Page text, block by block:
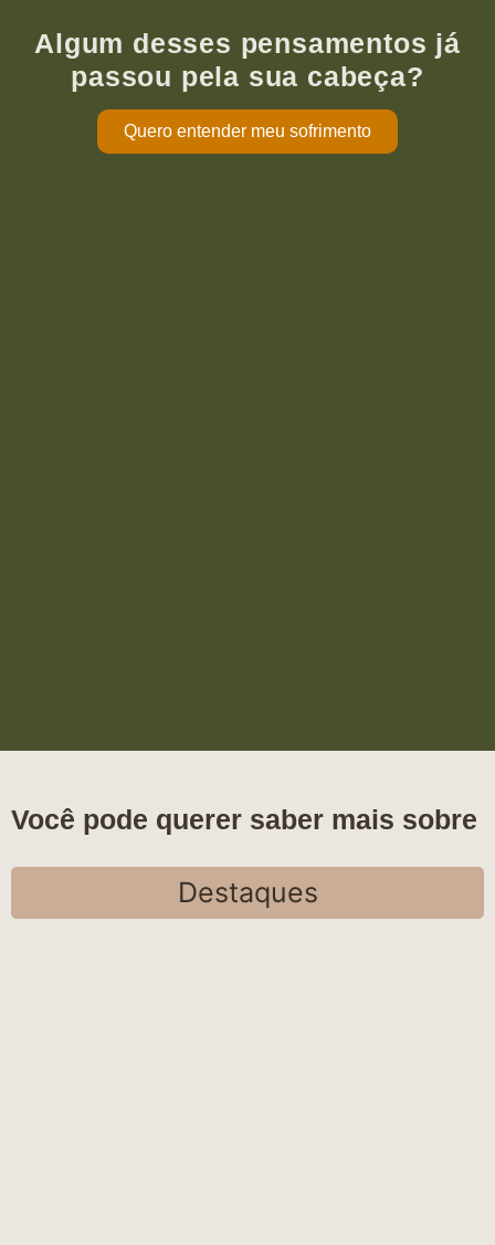
Algum desses pensamentos já
passou pela sua cabeça?
Quero entender meu sofrimento
Você pode querer saber mais sobre
Destaques